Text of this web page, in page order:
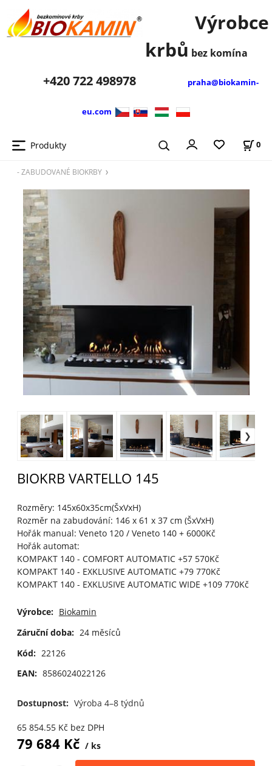
Výrobce
krbů bez komína
+420722 498978 praha@biokamin-
eu.com
Produkty 0
- ZABUDOVANÉ BIOKRBY
BIOKRB VARTELLO 145
Rozměry: 145x60x35cm(ŠxVxH)
Rozměr na zabudování: 146 x 61 x 37 cm (ŠxVxH)
Hořák manual: Veneto 120 / Veneto 140 + 6000Kč
Hořák automat:
KOMPAKT 140 - COMFORT AUTOMATIC +57 570Kč
KOMPAKT 140 - EXKLUSIVE AUTOMATIC +79 770Kč
KOMPAKT 140 - EXKLUSIVE AUTOMATIC WIDE +109 770Kč
Výrobce: Biokamin
Záruční doba: 24 měsíců
Kód: 22126
EAN: 8586024022126
Dostupnost: Výroba 4–8 týdnů
65 854.55Kč bez DPH
79 684Kč ks